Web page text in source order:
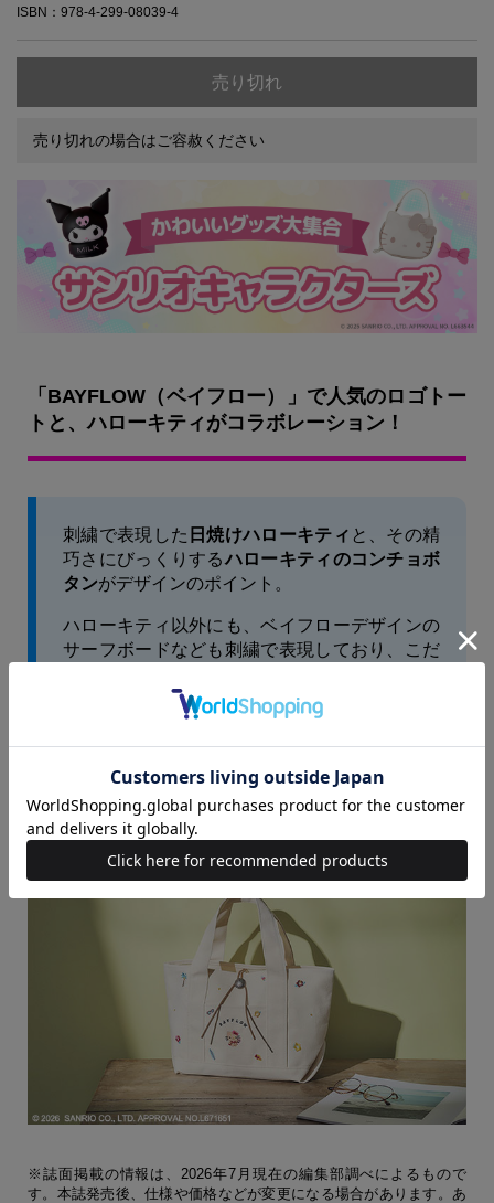
ISBN：978-4-299-08039-4
売り切れ
売り切れの場合はご容赦ください
「BAYFLOW（ベイフロー）」で人気のロゴトー
トと、ハローキティがコラボレーション！
刺繍で表現した 日焼けハローキティ と、その精
巧さにびっくりするハローキティのコンチョボ
タンがデザインのポイント。
ハローキティ以外にも、ベイフローデザインの
サーフボードなども刺繍で表現しており、こだ
マチもしっかりあり、500mLペットボトルも収
フロントにはポケット付きで、使い勝手も抜
群。お出かけにベストなサイズ感です。
※誌面掲載の情報は、2026年7月現在の編集部調べによるもので
す。本誌発売後、仕様や価格などが変更になる場合があります。あ